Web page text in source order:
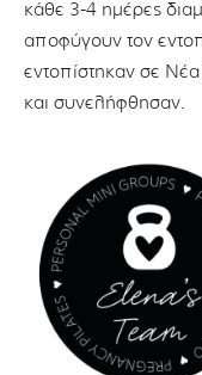
κάθε 3-4 ημέρες
αποφύγουν τον
εντοπίστηκαν σε
και συνελήφθησαν.